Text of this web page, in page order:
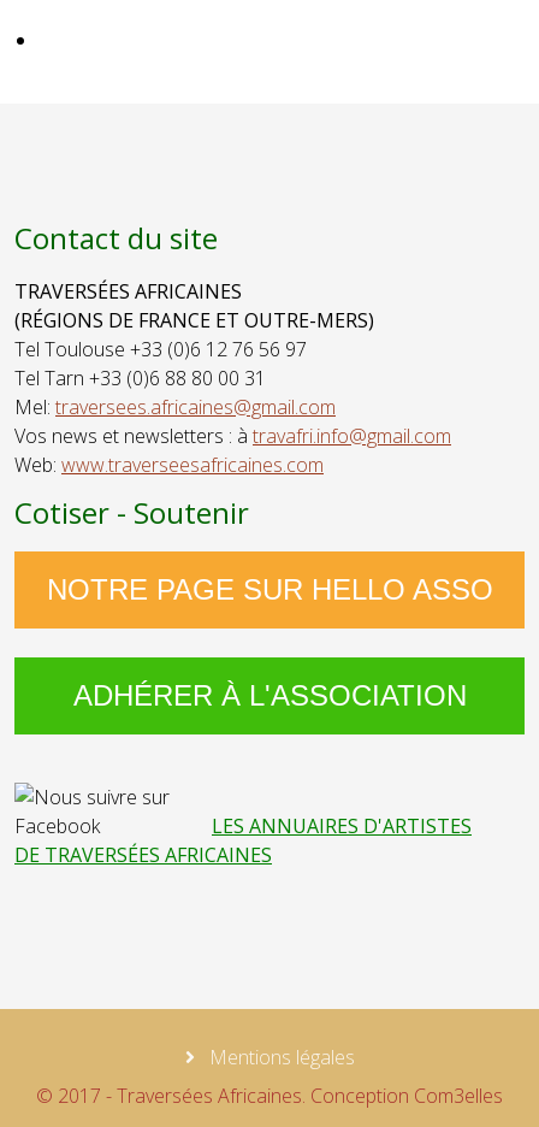
Contact du site
TRAVERSÉES AFRICAINES
(RÉGIONS DE FRANCE ET OUTRE-MERS)
Tel Toulouse +33 (0)6 12 76 56 97
Tel Tarn +33 (0)6 88 80 00 31
Mel: traversees.africaines@gmail.com
Vos news et newsletters : à travafri.info@gmail.com
Web: www.traverseesafricaines.com
Cotiser - Soutenir
NOTRE PAGE SUR HELLO ASSO
ADHÉRER À L'ASSOCIATION
LES ANNUAIRES D'ARTISTES
DE TRAVERSÉES AFRICAINES
Mentions légales
© 2017 - Traversées Africaines. Conception Com3elles